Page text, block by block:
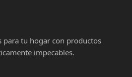
para tu hogar con productos
impecables.